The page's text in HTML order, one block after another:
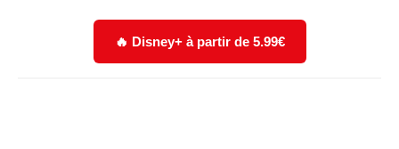
🔥 Disney+ à partir de 5.99€